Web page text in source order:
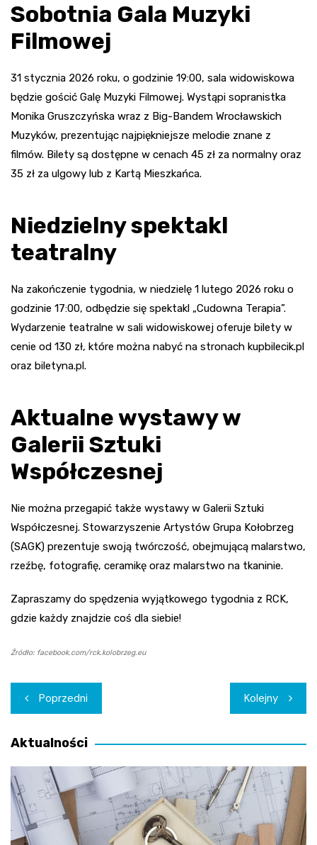
Sobotnia Gala Muzyki
Filmowej
31 stycznia 2026 roku, o godzinie 19:00, sala widowiskowa
będzie gościć Galę Muzyki Filmowej. Wystąpi sopranistka
Monika Gruszczyńska wraz z Big-Bandem Wrocławskich
Muzyków, prezentując najpiękniejsze melodie znane z
filmów. Bilety są dostępne w cenach 45 zł za normalny oraz
35 zł za ulgowy lub z Kartą Mieszkańca.
Niedzielny spektakl
teatralny
Na zakończenie tygodnia, w niedzielę 1 lutego 2026 roku o
godzinie 17:00, odbędzie się spektakl „Cudowna Terapia”.
Wydarzenie teatralne w sali widowiskowej oferuje bilety w
cenie od 130 zł, które można nabyć na stronach kupbilecik.pl
oraz biletyna.pl.
Aktualne wystawy w
Galerii Sztuki
Współczesnej
Nie można przegapić także wystawy w Galerii Sztuki
Współczesnej. Stowarzyszenie Artystów Grupa Kołobrzeg
(SAGK) prezentuje swoją twórczość, obejmującą malarstwo,
rzeźbę, fotografię, ceramikę oraz malarstwo na tkaninie.
Zapraszamy do spędzenia wyjątkowego tygodnia z RCK,
gdzie każdy znajdzie coś dla siebie!
Źródło: facebook.com/rck.kolobrzeg.eu
Nawigacja
wpisu
Poprzedni Kolejny
Aktualności